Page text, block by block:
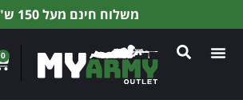
משלוח חינם מעל 150 ש"ח
0